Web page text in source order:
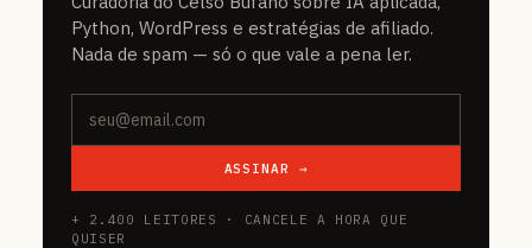
Python, WordPress e estratégias de afiliado.
Nada de spam — só o que vale a pena ler.
ASSINAR →
+ 2.400 LEITORES · CANCELE A HORA QUE
QUISER